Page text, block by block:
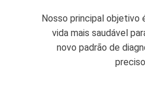
Nosso principal objetivo
vida mais saudável
novo padrão de